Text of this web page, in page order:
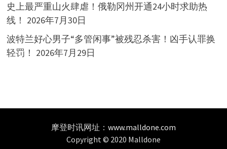
史上最严重山火肆虐！俄勒冈州开通24小时求助热
线！ 2026年7月30日
波特兰好心男子“多管闲事”被残忍杀害！凶手认罪换
轻罚！ 2026年7月29日
摩登时讯网址： www.malldone.com
Copyright © 2020 Malldone